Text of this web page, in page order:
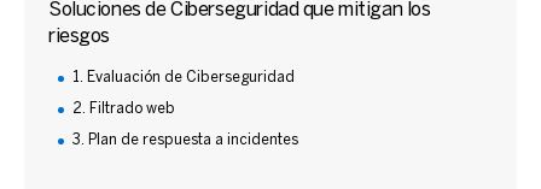
Soluciones de Ciberseguridad que mitigan los
riesgos
1. Evaluación de Ciberseguridad
2. Filtrado web
3. Plan de respuesta a incidentes